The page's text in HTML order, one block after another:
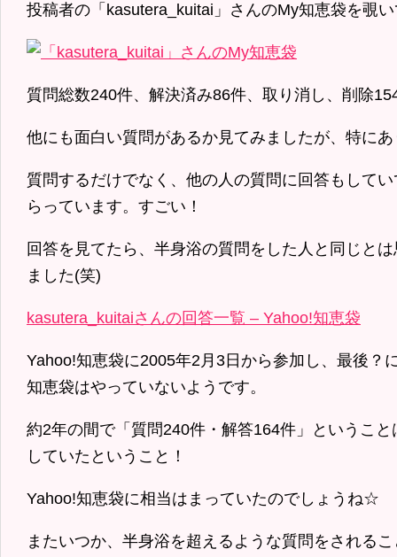
投稿者の「kasutera_kuitai」さんのMy知恵袋を覗
質問総数240件、解決済み86件、取り消し、削除
他にも面白い質問があるか見てみましたが、特に
質問するだけでなく、他の人の質問に回答もして
らっています。すごい！
回答を見てたら、半身浴の質問をした人と同じと
ました(笑)
kasutera_kuitaiさんの回答一覧 – Yahoo!知恵袋
Yahoo!知恵袋に2005年2月3日から参加し、最後？
知恵袋はやっていないようです。
約2年の間で「質問240件・解答164件」というこ
していたということ！
Yahoo!知恵袋に相当はまっていたのでしょうね☆
またいつか、半身浴を超えるような質問をされる